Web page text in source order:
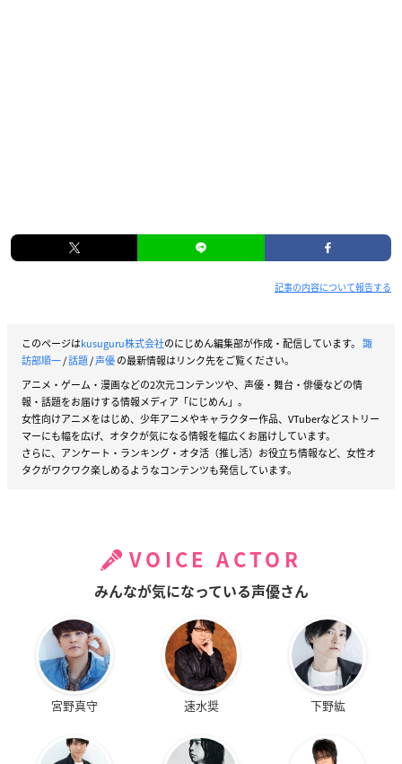
記事の内容について報告する
このページはkusuguru株式会社のにじめん編集部が作成・配信しています。 諏
訪部順一/話題/声優の最新情報はリンク先をご覧ください。
アニメ・ゲーム・漫画などの2次元コンテンツや、声優・舞台・俳優などの情
報・話題をお届けする情報メディア「にじめん」。
女性向けアニメをはじめ、少年アニメやキャラクター作品、VTuberなどストリー
マーにも幅を広げ、オタクが気になる情報を幅広くお届けしています。
さらに、アンケート・ランキング・オタ活（推し活）お役立ち情報など、女性オ
タクがワクワク楽しめるようなコンテンツも発信しています。
VOICE ACTOR
みんなが気になっている声優さん
宮野真守 速水奨 下野紘